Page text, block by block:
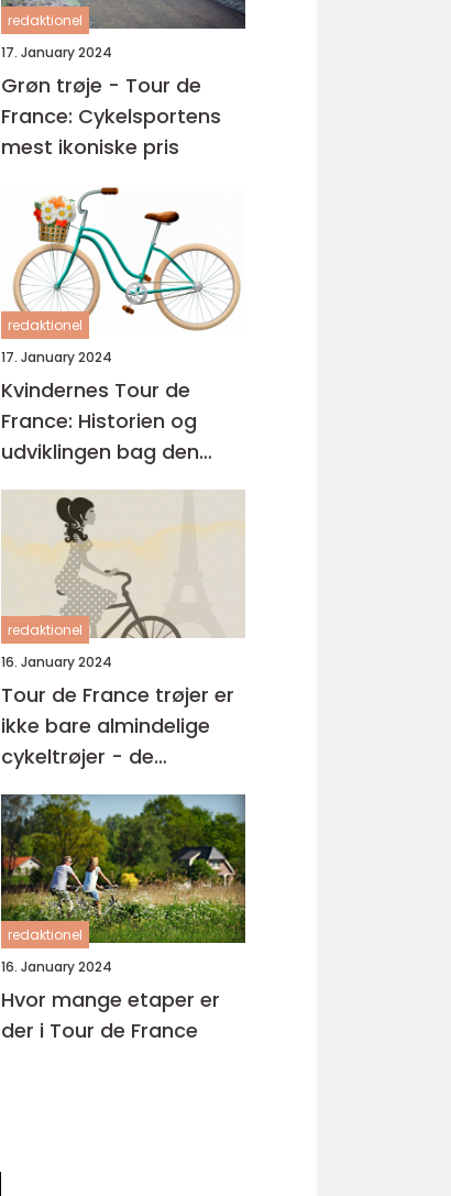
redaktionel
17. January 2024
Grøn trøje - Tour de
France: Cykelsportens
mest ikoniske pris
redaktionel
17. January 2024
Kvindernes Tour de
France: Historien og
udviklingen bag den
prestigefyldte cykelløb
redaktionel
16. January 2024
Tour de France trøjer er
ikke bare almindelige
cykeltrøjer - de
repræsenterer noget
langt større
redaktionel
16. January 2024
Hvor mange etaper er
der i Tour de France